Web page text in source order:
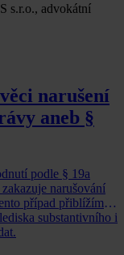
s.r.o., advokátní
narušení
aneb §
podle § 19a
narušování
případ přiblížíme
substantivního i